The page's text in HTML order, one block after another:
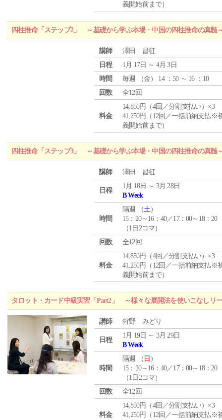
義開始前まで）
四柱推命「ステップ2」 ～基礎から学ぶ本場・中国の四柱推命の真髄
講師
澤田 昌征
日程
1月 17日 ～ 4月 3日
時間
毎週 （金） 14 ：50 ～ 16 ：10
回数
全12回
料金
14,850円（4回／分割支払い）×3
41,250円（12回／一括前納支払※
義開始前まで）
四柱推命「ステップ3」 ～基礎から学ぶ本場・中国の四柱推命の真髄
講師 澤田 昌征
日程
1月 18日 ～ 3月 28日
B Week
時間
隔週 （土）
15：20～16：40／17：00～18：20
（1日2コマ）
回数
全12回
料金
14,850円（4回／分割支払い）×3
41,250円（12回／一括前納支払※
義開始前まで）
タロット・カード中級実習「Part2」 ～様々な展開法を使いこなしリ
講師 狩野 みどり
日程
1月 19日 ～ 3月 29日
B Week
時間
隔週 （ 日 ）
15：20～16：40／17：00～18：20
（1日2コマ）
回数
全12回
料金
14,850円（4回／分割支払い）×3
41,250円（12回／一括前納支払※